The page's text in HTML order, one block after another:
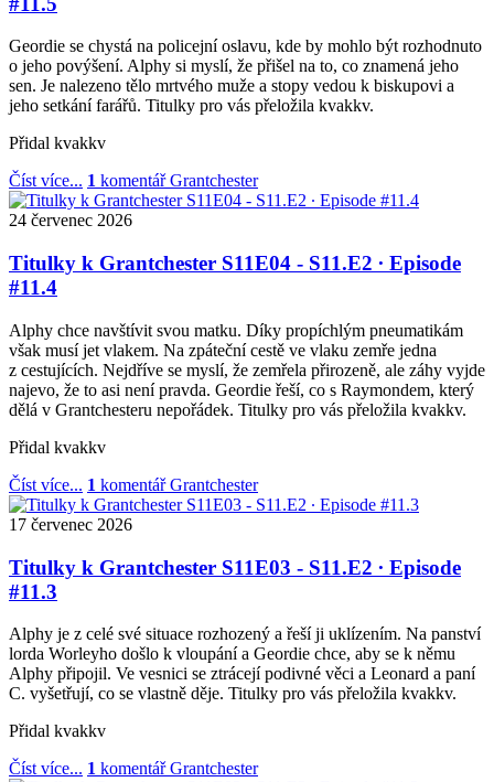
Geordie se chystá na policejní oslavu, kde by mohlo být rozhodnuto
o jeho povýšení. Alphy si myslí, že přišel na to, co znamená jeho
sen. Je nalezeno tělo mrtvého muže a stopy vedou k biskupovi a
jeho setkání farářů. Titulky pro vás přeložila kvakkv.
Přidal kvakkv
Číst více... 1 komentář Grantchester
24 červenec 2026
Titulky k Grantchester S11E04 - S11.E2 ∙ Episode
#11.4
Alphy chce navštívit svou matku. Díky propíchlým pneumatikám
však musí jet vlakem. Na zpáteční cestě ve vlaku zemře jedna
z cestujících. Nejdříve se myslí, že zemřela přirozeně, ale záhy vyjde
najevo, že to asi není pravda. Geordie řeší, co s Raymondem, který
dělá v Grantchesteru nepořádek. Titulky pro vás přeložila kvakkv.
Přidal kvakkv
Číst více... 1 komentář Grantchester
17 červenec 2026
Titulky k Grantchester S11E03 - S11.E2 ∙ Episode
#11.3
Alphy je z celé své situace rozhozený a řeší ji uklízením. Na panství
lorda Worleyho došlo k vloupání a Geordie chce, aby se k němu
Alphy připojil. Ve vesnici se ztrácejí podivné věci a Leonard a paní
C. vyšetřují, co se vlastně děje. Titulky pro vás přeložila kvakkv.
Přidal kvakkv
Číst více... 1 komentář Grantchester